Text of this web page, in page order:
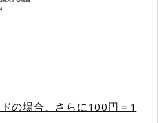
の場合、さらに100円＝1